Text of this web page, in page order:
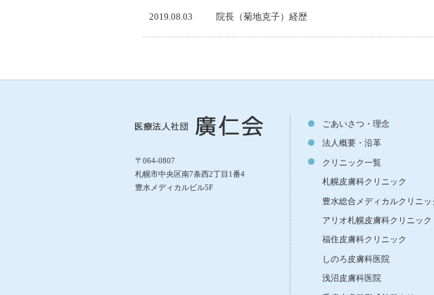
2019.08.03 院長（菊地克子）経歴
〒064-0807
札幌市中央区南7条西2丁目1番4
豊水メディカルビル5F
ごあいさつ・理念
法人概要・沿革
クリニック一覧
札幌皮膚科クリニック
豊水総合メディカルクリニッ
アリオ札幌皮膚科クリニック
福住皮膚科クリニック
しのろ皮膚科医院
浅沼皮膚科医院